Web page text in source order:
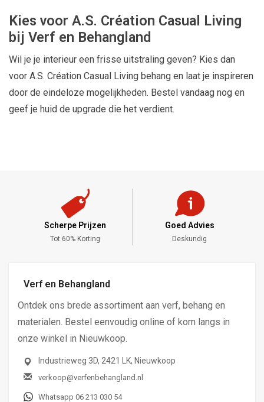
Kies voor A.S. Création Casual Living
bij Verf en Behangland
Wil je je interieur een frisse uitstraling geven? Kies dan
voor A.S. Création Casual Living behang en laat je inspireren
door de eindeloze mogelijkheden. Bestel vandaag nog en
geef je huid de upgrade die het verdient.
Scherpe Prijzen
Tot 60% Korting
Goed Advies
Deskundig
Verf en Behangland
Ontdek ons brede assortiment aan verf, behang en
materialen. Bestel eenvoudig online of kom langs in
onze winkel in Nieuwkoop.
Industrieweg 3D, 2421 LK, Nieuwkoop
verkoop@verfenbehangland.nl
Whatsapp 06 213 030 54